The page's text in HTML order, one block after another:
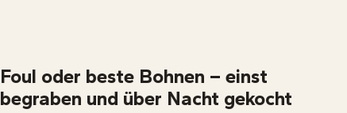
Foul oder beste Bohnen – einst
begraben und über Nacht gekocht